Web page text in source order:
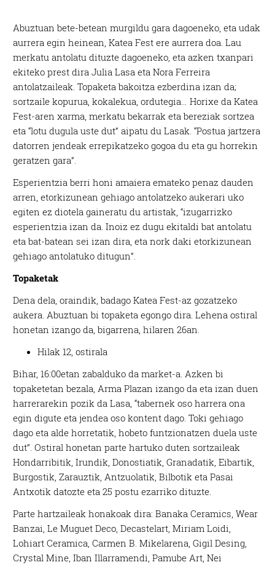
Abuztuan bete-betean murgildu gara dagoeneko, eta udak
aurrera egin heinean, Katea Fest ere aurrera doa. Lau
merkatu antolatu dituzte dagoeneko, eta azken txanpari
ekiteko prest dira Julia Lasa eta Nora Ferreira
antolatzaileak. Topaketa bakoitza ezberdina izan da;
sortzaile kopurua, kokalekua, ordutegia… Horixe da Katea
Fest-aren xarma, merkatu bekarrak eta bereziak sortzea
eta “lotu dugula uste dut” aipatu du Lasak. “Postua jartzera
datorren jendeak errepikatzeko gogoa du eta gu horrekin
geratzen gara”.
Esperientzia berri honi amaiera emateko penaz dauden
arren, etorkizunean gehiago antolatzeko aukerari uko
egiten ez diotela gaineratu du artistak, “izugarrizko
esperientzia izan da. Inoiz ez dugu ekitaldi bat antolatu
eta bat-batean sei izan dira, eta nork daki etorkizunean
gehiago antolatuko ditugun”.
Topaketak
Dena dela, oraindik, badago Katea Fest-az gozatzeko
aukera. Abuztuan bi topaketa egongo dira. Lehena ostiral
honetan izango da, bigarrena, hilaren 26an.
Hilak 12, ostirala
Bihar, 16:00etan zabalduko da market-a. Azken bi
topaketetan bezala, Arma Plazan izango da eta izan duen
harrerarekin pozik da Lasa, “tabernek oso harrera ona
egin digute eta jendea oso kontent dago. Toki gehiago
dago eta alde horretatik, hobeto funtzionatzen duela uste
dut”. Ostiral honetan parte hartuko duten sortzaileak
Hondarribitik, Irundik, Donostiatik, Granadatik, Eibartik,
Burgostik, Zarauztik, Antzuolatik, Bilbotik eta Pasai
Antxotik datozte eta 25 postu ezarriko dituzte.
Parte hartzaileak honakoak dira: Banaka Ceramics, Wear
Banzai, Le Muguet Deco, Decastelart, Miriam Loidi,
Lohiart Ceramica, Carmen B. Mikelarena, Gigil Desing,
Crystal Mine, Iban Illarramendi, Pamube Art, Nei